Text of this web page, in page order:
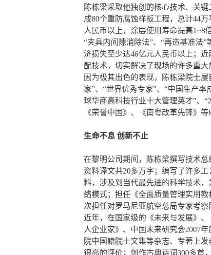
陈栋梁采取他独创的核心技术、关
成80个重防腐蚀样板工程，总计44
人民币以上，涂层使用寿命提高1~8
“夹具内间隙消除法”、“再造基准法
济损失至少达46亿元人民币以上；
配技术，切实解决了现场的许多重
因为极其出色的表现，陈栋梁院士
家”、“世界优秀专家”、“中国生产
球华商高科技行业十大管理英才”、
《荣誉中国》、《南粤改革先锋》
生命不息 创新不止
在黎明公司期间，陈栋梁撰写技术
资料译文共20多万字；编写了许多
料，涉及到当代最先进的科学技术
络模式；担任《全面质量管理实用
次担任对罗马尼亚航空总局专家考察
近年，在国家级的《未来与发展》
人企业家》、中国未来研究会2007
院中国籍院士文集等杂志、专著上
很高的评价；创作古典诗词300多首